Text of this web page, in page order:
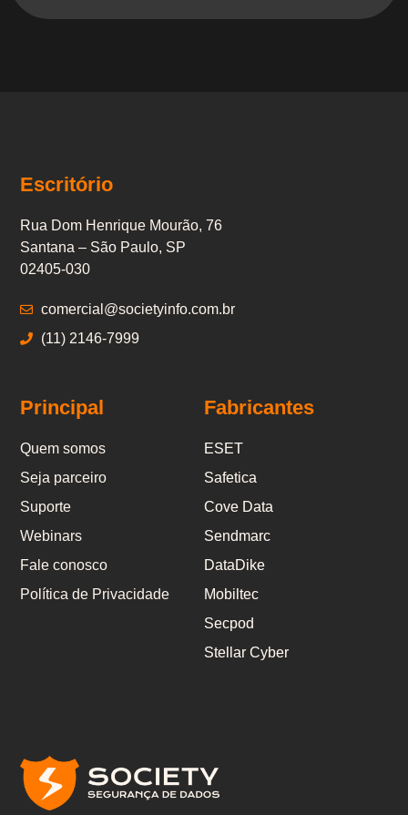
Fabricantes
ESET
Safetica
Cove Data
Sendmarc
DataDike
Mobiltec
Secpod
Stellar Cyber
Principal
Quem somos
Seja parceiro
Suporte
Webinars
Fale conosco
Política de Privacidade
Escritório
Rua Dom Henrique Mourão, 76
Santana – São Paulo, SP
02405-030
comercial@societyinfo.com.br
(11) 2146-7999